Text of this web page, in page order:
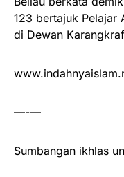
123 bertajuk Pelajar
di Dewan
—-—
Sumbangan ikhlas